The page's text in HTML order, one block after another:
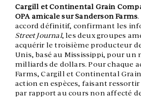
Cargill et Continental Grain
OPA amicale sur Sanderson Farms
accord définitif, confirmant les
Street Journal, les deux groupes
acquérir le troisième producteur
Unis, basé au Mississippi, pour un
milliards de dollars. Pour chaque
Farms, Cargill et Continental
action en espèces, faisant ressortir
par rapport au cours non affecté de